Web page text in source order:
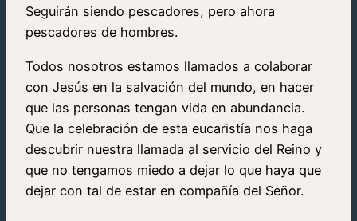
Seguirán siendo pescadores, pero ahora
pescadores de hombres.
Todos nosotros estamos llamados a colaborar
con Jesús en la salvación del mundo, en hacer
que las personas tengan vida en abundancia.
Que la celebración de esta eucaristía nos haga
descubrir nuestra llamada al servicio del Reino y
que no tengamos miedo a dejar lo que haya que
dejar con tal de estar en compañía del Señor.